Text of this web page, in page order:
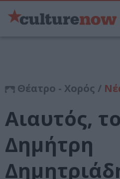
Θέατρο - Χορός /
Αιαυτός,
Δημήτρη